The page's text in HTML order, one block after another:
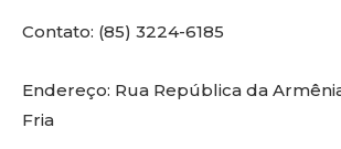
Contato: (85) 3224-6185
Endereço: Rua República da
Fria